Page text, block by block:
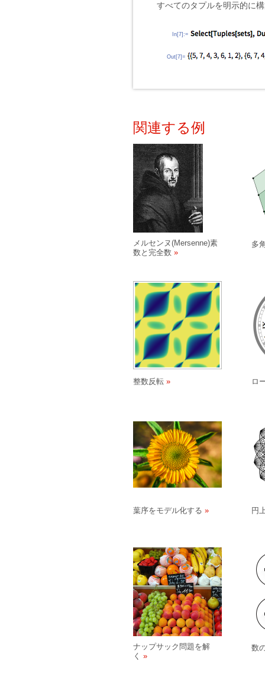
すべてのタプルを明示的に
In[7]:=
Out[7]=
関連する例
メルセンヌ(Mersenne)素
数と完全数
多
整数反転 ロ
葉序をモデル化する 円
ナップサック問題を解
く
数